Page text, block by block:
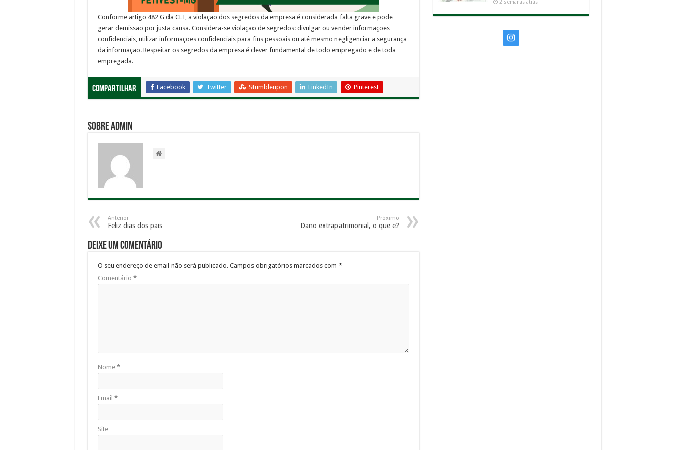
Conforme artigo 482 G da CLT, a violação dos segredos da empresa é considerada falta grave e pode
gerar demissão por justa causa. Considera-se violação de segredos: divulgar ou vender informações
confidenciais, utilizar informações confidenciais para fins pessoais ou até mesmo negligenciar a segurança
da informação. Respeitar os segredos da empresa é dever fundamental de todo empregado e de toda
empregada.
Compartilhar Facebook Twitter Stumbleupon LinkedIn Pinterest
Sobre admin
Anterior
Feliz dias dos pais
Próximo
Dano extrapatrimonial, o que e?
Deixe um comentário
O seu endereço de email não será publicado. Campos obrigatórios marcados com *
Comentário *
Nome *
Email *
Site
2 semanas atrás